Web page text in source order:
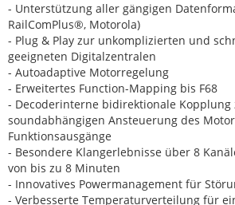
- Unterstützung aller gängigen
RailComPlus®, Motorola)
- Plug & Play zur unkomplizierten und
geeigneten Digitalzentralen
- Autoadaptive Motorregelung
- Erweitertes Function-Mapping bis F68
- Decoderinterne bidirektionale Kopplung
soundabhängigen Ansteuerung des
Funktionsausgänge
- Besondere Klangerlebnisse über 8
von bis zu 8 Minuten
- Innovatives Powermanagement für
- Verbesserte Temperaturverteilung für